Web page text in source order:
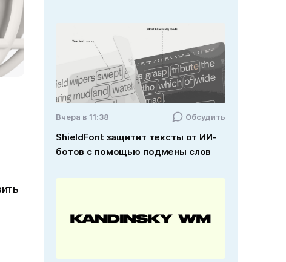
Вчера в 11:38 Обсудить
ShieldFont защитит тексты от ИИ-
ботов с помощью подмены слов